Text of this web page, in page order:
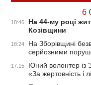
6
18:46
На 44-му році
Козівщини
18:24
На Зборівщині
серйозними
17:15
Юний волонтер із
«За жертовність і